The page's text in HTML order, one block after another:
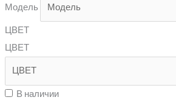
Модель
ЦВЕТ
ЦВЕТ
В наличии